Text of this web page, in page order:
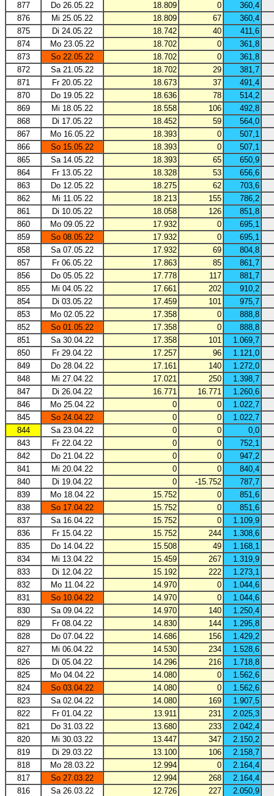
877
Do 26.05.22 18.809 0
360,4
876
Mi 25.05.22 18.809 67
360,4
875
Di 24.05.22 18.742 40
411,6
874
Mo 23.05.22 18.702 0
361,8
873
So 22.05.22 18.702 0
361,8
872
Sa 21.05.22 18.702 29
381,7
871
Fr 20.05.22 18.673 37
491,4
870
Do 19.05.22 18.636 78
514,2
869
Mi 18.05.22 18.558 106
492,8
868
Di 17.05.22 18.452 59
564,0
867
Mo 16.05.22 18.393 0
507,1
866
So 15.05.22 18.393 0
507,1
865
Sa 14.05.22 18.393 65
650,9
864
Fr 13.05.22 18.328 53
656,6
863
Do 12.05.22 18.275 62
703,6
862
Mi 11.05.22 18.213 155
786,2
861
Di 10.05.22 18.058 126
851,8
860
Mo 09.05.22 17.932 0
695,1
859
So 08.05.22 17.932 0
695,1
858
Sa 07.05.22 17.932 69
804,8
857
Fr 06.05.22 17.863 85
861,7
856
Do 05.05.22 17.778 117
881,7
855
Mi 04.05.22 17.661 202
910,2
854
Di 03.05.22 17.459 101
975,7
853
Mo 02.05.22 17.358 0
888,8
852
So 01.05.22 17.358 0
888,8
851
Sa 30.04.22 17.358 101
1.069,7
850
Fr 29.04.22 17.257 96
1.121,0
849
Do 28.04.22 17.161 140
1.272,0
848
Mi 27.04.22 17.021 250
1.398,7
847
Di 26.04.22 16.771 16.771
1.260,6
846
Mo 25.04.22 0 0
1.022,7
845
So 24.04.22 0 0
1.022,7
844
Sa 23.04.22 0 0
0,0
843
Fr 22.04.22 0 0
752,1
842
Do 21.04.22 0 0
947,2
841
Mi 20.04.22 0 0
840,4
840
Di 19.04.22 0 -15.752
787,7
839
Mo 18.04.22 15.752 0
851,6
838
So 17.04.22 15.752 0
851,6
837
Sa 16.04.22 15.752 0
1.109,9
836
Fr 15.04.22 15.752 244
1.308,6
835
Do 14.04.22 15.508 49
1.168,1
834
Mi 13.04.22 15.459 267
1.319,9
833
Di 12.04.22 15.192 222
1.273,1
832
Mo 11.04.22 14.970 0
1.044,6
831
So 10.04.22 14.970 0
1.044,6
830
Sa 09.04.22 14.970 140
1.250,4
829
Fr 08.04.22 14.830 144
1.295,8
828
Do 07.04.22 14.686 156
1.429,2
827
Mi 06.04.22 14.530 234
1.528,6
826
Di 05.04.22 14.296 216
1.718,8
825
Mo 04.04.22 14.080 0
1.562,6
824
So 03.04.22 14.080 0
1.562,6
823
Sa 02.04.22 14.080 169
1.907,5
822
Fr 01.04.22 13.911 231
2.025,3
821
Do 31.03.22 13.680 233
2.042,4
820
Mi 30.03.22 13.447 347
2.150,2
819
Di 29.03.22 13.100 106
2.158,7
818
Mo 28.03.22 12.994 0
2.164,4
817
So 27.03.22 12.994 268
2.164,4
816
Sa 26.03.22 12.726 227 2.050,9